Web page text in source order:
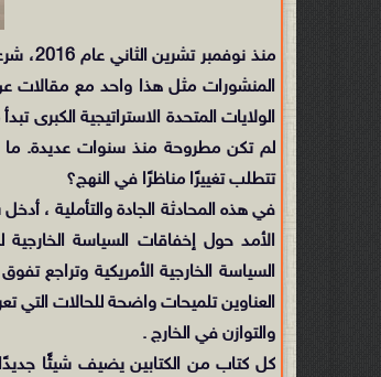
منذ
المنشورات مثل هذا واحد مع مقالات
الولايات المتحدة الاستراتيجية
لم تكن مطروحة منذ سنوات عديدة. ما
تتطلب تغييرًا مناظرًا في النهج؟
في هذه المحادثة الجادة والتأملية ،
الأمد حول إخفاقات السياسة
السياسة الخارجية الأمريكية وتراجع
العناوين تلميحات واضحة للحالات التي
والتوازن في الخارج .
كل كتاب من الكتابين يضيف شيئًا